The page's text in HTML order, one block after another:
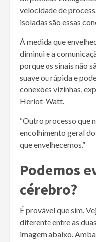
velocidade de
isoladas são essas
À medida que
diminui e a
porque os sinais não
suave ou rápida e
conexões vizinhas,
Heriot-Watt.
“Outro processo que
encolhimento geral
que envelhecemos.”
Podemos
cérebro?
É provável que sim.
diferente entre as
imagem abaixo.